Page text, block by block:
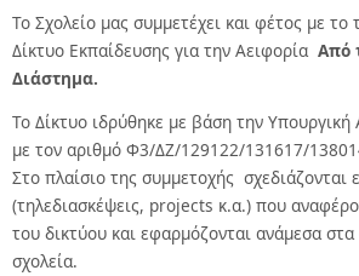
Το Σχολείο μας συμμετέχει και φέτος με το
Δίκτυο Εκπαίδευσης για την Αειφορία Από
Διάστημα.
Το Δίκτυο ιδρύθηκε με βάση την
με τον αριθμό Φ3/ΔΖ/129122/131617/
Στο πλαίσιο της συμμετοχής σχεδιάζονται
(τηλεδιασκέψεις, projects κ.α.) που
του δικτύου και εφαρμόζονται ανάμεσα
σχολεία.